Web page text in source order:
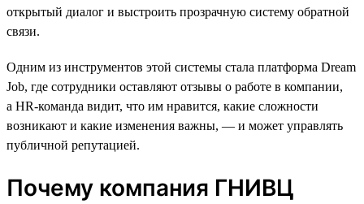
открытый диалог и выстроить прозрачную систему обратной
связи.
Одним из инструментов этой системы стала платформа Dream
Job, где сотрудники оставляют отзывы о работе в компании,
а HR-команда видит, что им нравится, какие сложности
возникают и какие изменения важны, — и может управлять
публичной репутацией.
Почему компания ГНИВЦ